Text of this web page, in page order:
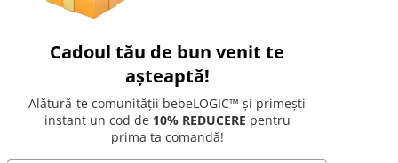
Cadoul tău de bun venit te
așteaptă!
Alătură-te comunității bebeLOGIC™ și primești
instant un cod de 10% REDUCERE pentru
prima ta comandă!